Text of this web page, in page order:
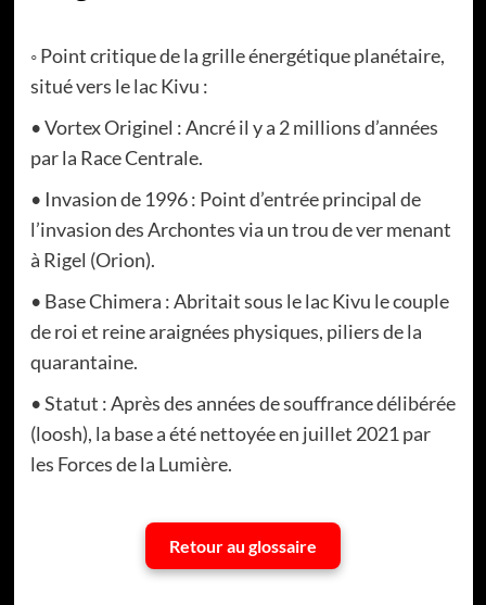
◦ Point critique de la grille énergétique planétaire,
situé vers le lac Kivu :
• Vortex Originel : Ancré il y a 2 millions d’années
par la Race Centrale.
• Invasion de 1996 : Point d’entrée principal de
l’invasion des Archontes via un trou de ver menant
à Rigel (Orion).
• Base Chimera : Abritait sous le lac Kivu le couple
de roi et reine araignées physiques, piliers de la
quarantaine.
• Statut : Après des années de souffrance délibérée
(loosh), la base a été nettoyée en juillet 2021 par
les Forces de la Lumière.
Retour au glossaire